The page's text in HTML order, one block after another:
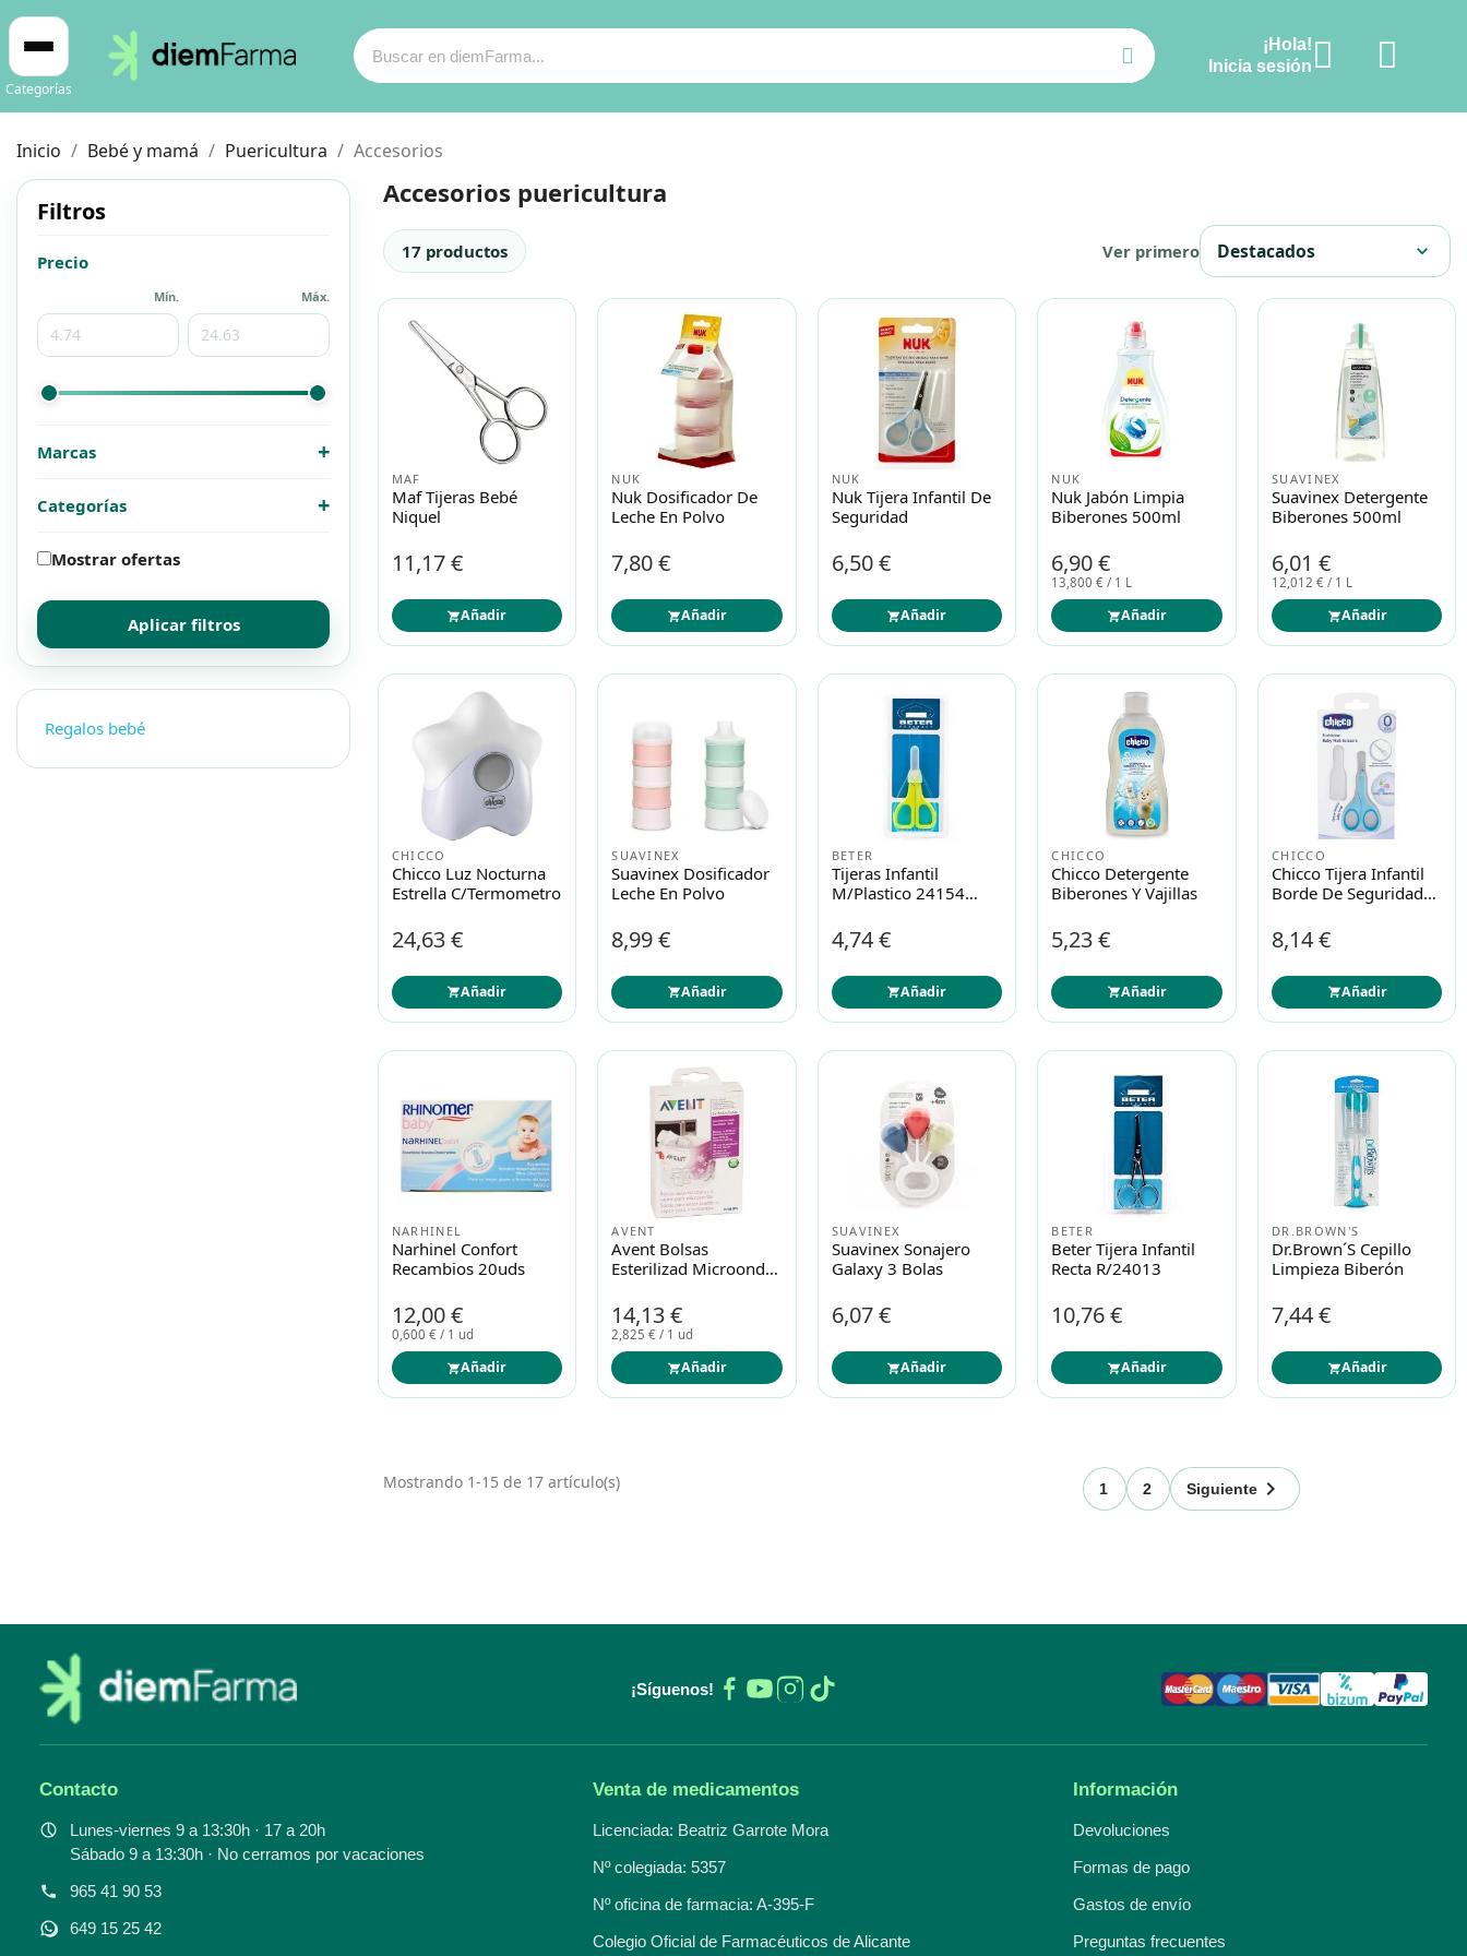
Categorías
Bebé y mamá
Productos naturales y dietética
Mascotas
Higiene
Ortopedia
¡Hola!
Inicia sesión
Bebé y mamá
Productos naturales y dietética
Mascotas
Higiene
Ortopedia
Inicio Bebé y mamá Puericultura Accesorios
Filtros
Precio
Mín. Máx.
Marcas +
Categorías +
Mostrar ofertas
Aplicar filtros
Regalos bebé
Accesorios puericultura
17 productos Ver primero Destacados expand_more
MAF
Maf Tijeras Bebé
Niquel
11,17 €
Añadir
NUK
Nuk Dosificador De
Leche En Polvo
7,80 €
Añadir
NUK
Nuk Tijera Infantil De
Seguridad
6,50 €
Añadir
NUK
Nuk Jabón Limpia
Biberones 500ml
6,90 €
13,800 € / 1 L
Añadir
SUAVINEX
Suavinex Detergente
Biberones 500ml
6,01 €
12,012 € / 1 L
Añadir
CHICCO
Chicco Luz Nocturna
Estrella C/termometro
24,63 €
Añadir
SUAVINEX
Suavinex Dosificador
Leche En Polvo
8,99 €
Añadir
BETER
Tijeras Infantil
M/plastico 24154
4,74 €
Añadir
CHICCO
Chicco Detergente
Biberones Y Vajillas
5,23 €
Añadir
CHICCO
Chicco Tijera Infantil
Borde De Seguridad
8,14 €
Añadir
NARHINEL
Narhinel Confort
Recambios 20uds
12,00 €
0,600 € / 1 ud
Añadir
AVENT
Avent Bolsas
Esterilizad Microondas
14,13 €
2,825 € / 1 ud
Añadir
SUAVINEX
Suavinex Sonajero
Galaxy 3 Bolas
6,07 €
Añadir
BETER
Beter Tijera Infantil
Recta R/24013
10,76 €
Añadir
DR.BROWN'S
Dr.brown´s Cepillo
Limpieza Biberón
7,44 €
Añadir
Mostrando 1-15 de 17 artículo(s) 1 2 Siguiente 
¡Síguenos!
Contacto
Lunes-viernes 9 a 13:30h · 17 a 20h
Sábado 9 a 13:30h · No cerramos por vacaciones
965 41 90 53
649 15 25 42
Venta de medicamentos
Licenciada: Beatriz Garrote Mora
Nº colegiada: 5357
Nº oficina de farmacia: A-395-F
Colegio Oficial de Farmacéuticos de Alicante
Información
Devoluciones
Formas de pago
Gastos de envío
Preguntas frecuentes